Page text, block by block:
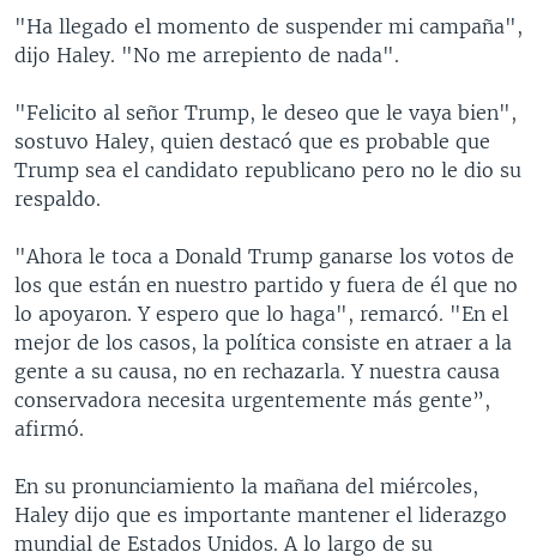
"Ha llegado el momento de suspender mi campaña",
dijo Haley. "No me arrepiento de nada".
"Felicito al señor Trump, le deseo que le vaya bien",
sostuvo Haley, quien destacó que es probable que
Trump sea el candidato republicano pero no le dio su
respaldo.
"Ahora le toca a Donald Trump ganarse los votos de
los que están en nuestro partido y fuera de él que no
lo apoyaron. Y espero que lo haga", remarcó. "En el
mejor de los casos, la política consiste en atraer a la
gente a su causa, no en rechazarla. Y nuestra causa
conservadora necesita urgentemente más gente”,
afirmó.
En su pronunciamiento la mañana del miércoles,
Haley dijo que es importante mantener el liderazgo
mundial de Estados Unidos. A lo largo de su